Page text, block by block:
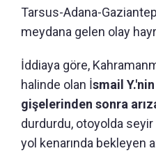
Tarsus-Adana-
meydana gelen olay
İddiaya göre,
halinde olan İsmail
gişelerinden sonra
durdurdu, otoyolda seyir
yol kenarında bekleyen